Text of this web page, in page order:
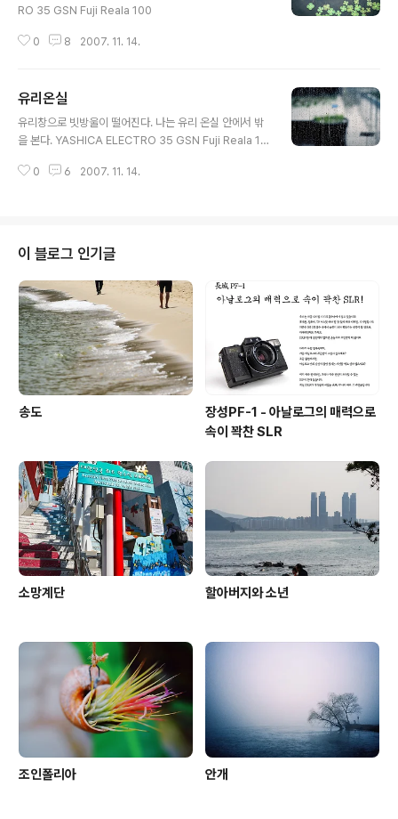
RO 35 GSN Fuji Reala 100
0 8 2007. 11. 14.
유리온실
유리창으로 빗방울이 떨어진다. 나는 유리 온실 안에서 밖
을 본다. YASHICA ELECTRO 35 GSN Fuji Reala 10
0 6 2007. 11. 14.
이 블로그 인기글
송도
장성PF-1 - 아날로그의 매력으로
속이 꽉찬 SLR
소망계단 할아버지와 소년
조인폴리아 안개